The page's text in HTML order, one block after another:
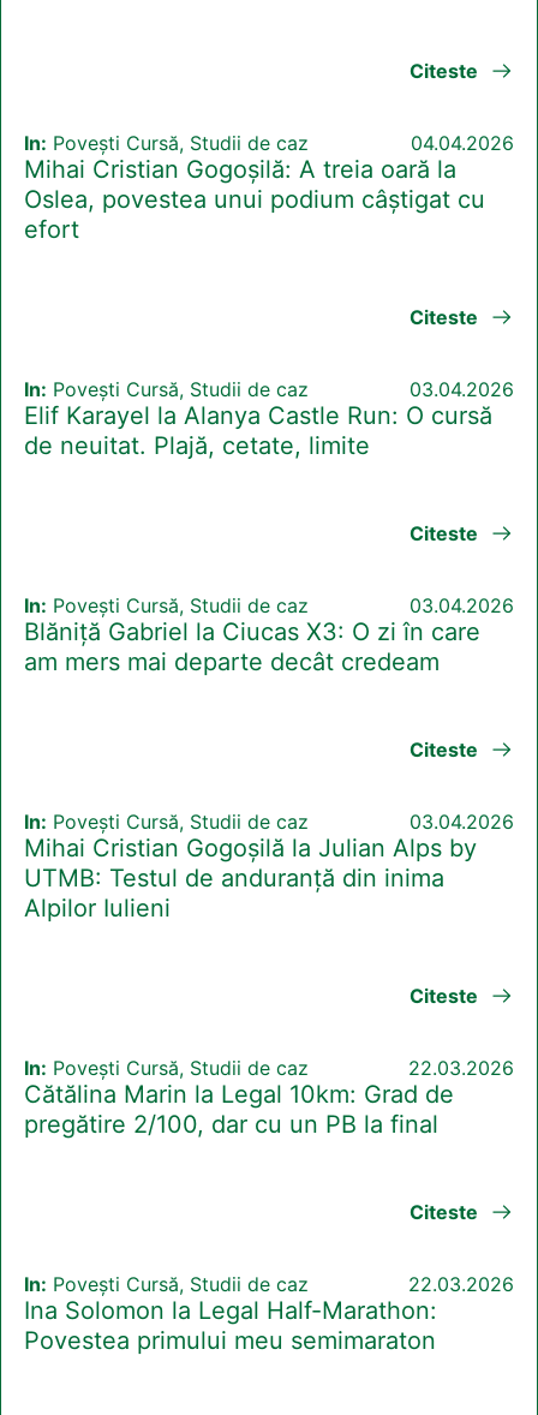
Citeste
In: Povești Cursă, Studii de caz 04.04.2026
Mihai Cristian Gogoșilă: A treia oară la
Oslea, povestea unui podium câștigat cu
efort
Citeste
In: Povești Cursă, Studii de caz 03.04.2026
Elif Karayel la Alanya Castle Run: O cursă
de neuitat. Plajă, cetate, limite
Citeste
In: Povești Cursă, Studii de caz 03.04.2026
Blăniță Gabriel la Ciucas X3: O zi în care
am mers mai departe decât credeam
Citeste
In: Povești Cursă, Studii de caz 03.04.2026
Mihai Cristian Gogoșilă la Julian Alps by
UTMB: Testul de anduranță din inima
Alpilor Iulieni
Citeste
In: Povești Cursă, Studii de caz 22.03.2026
Cătălina Marin la Legal 10km: Grad de
pregătire 2/100, dar cu un PB la final
Citeste
In: Povești Cursă, Studii de caz 22.03.2026
Ina Solomon la Legal Half-Marathon:
Povestea primului meu semimaraton